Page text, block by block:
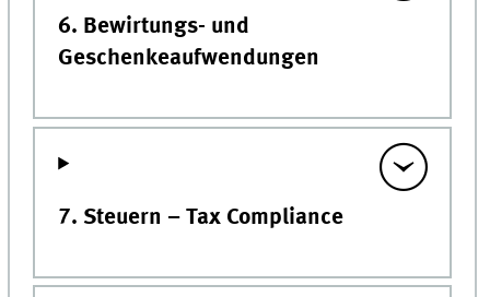
6. Bewirtungs- und
Geschenkeaufwendungen
7. Steuern – Tax Compliance